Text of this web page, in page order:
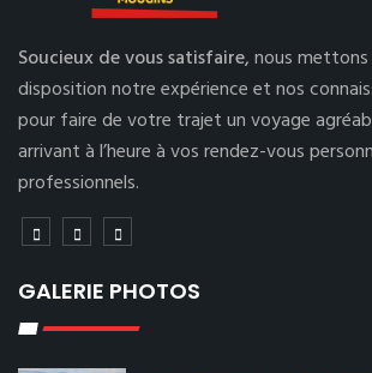
Soucieux de vous satisfaire,nous
disposition notre expérience et nos
pour faire de votre trajet un voyage
arrivant à l’heure à vos rendez-vous
professionnels.
GALERIE PHOTOS